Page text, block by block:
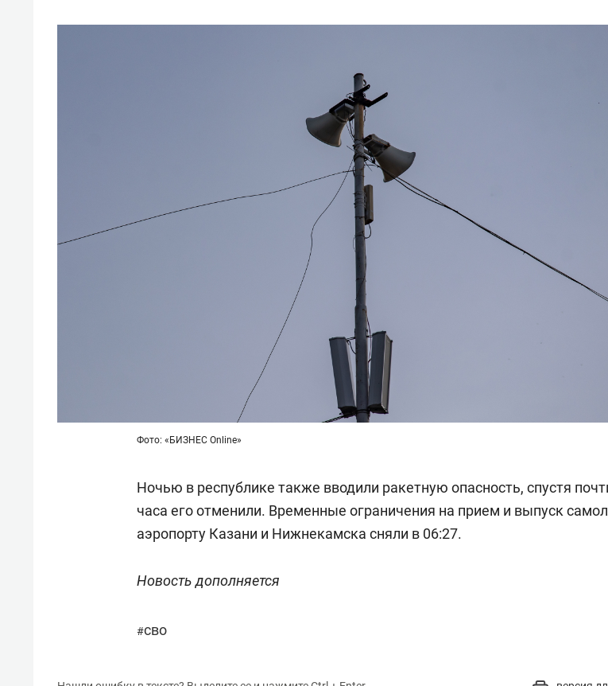
Фото: «БИЗНЕС Online»
Ночью в республике также вводили ракетную опасность, спустя
часа его отменили. Временные ограничения на прием и выпуск
аэропорту Казани и Нижнекамска сняли в 06:27.
Новость дополняется
#сво